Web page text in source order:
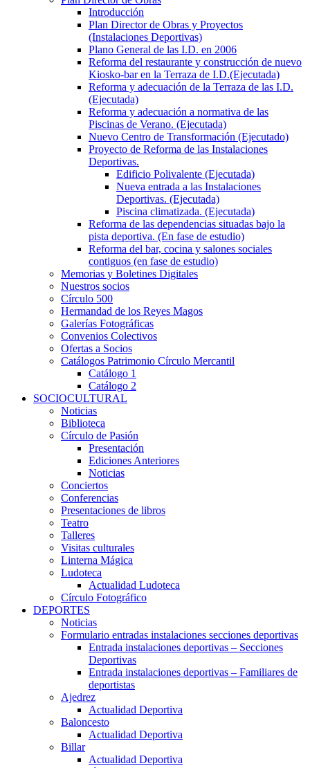
Introducción
Plan Director de Obras y Proyectos
(Instalaciones Deportivas)
Plano General de las I.D. en 2006
Reforma del restaurante y construcción de nuevo
Kiosko-bar en la Terraza de I.D.(Ejecutada)
Reforma y adecuación de la Terraza de las I.D.
(Ejecutada)
Reforma y adecuación a normativa de las
Piscinas de Verano. (Ejecutada)
Nuevo Centro de Transformación (Ejecutado)
Proyecto de Reforma de las Instalaciones
Deportivas.
Edificio Polivalente (Ejecutada)
Nueva entrada a las Instalaciones
Deportivas. (Ejecutada)
Piscina climatizada. (Ejecutada)
Reforma de las dependencias situadas bajo la
pista deportiva. (En fase de estudio)
Reforma del bar, cocina y salones sociales
contiguos (en fase de estudio)
Memorias y Boletines Digitales
Nuestros socios
Círculo 500
Hermandad de los Reyes Magos
Galerías Fotográficas
Convenios Colectivos
Ofertas a Socios
Catálogos Patrimonio Círculo Mercantil
Catálogo 1
Catálogo 2
SOCIOCULTURAL
Noticias
Biblioteca
Círculo de Pasión
Presentación
Ediciones Anteriores
Noticias
Conciertos
Conferencias
Presentaciones de libros
Teatro
Talleres
Visitas culturales
Linterna Mágica
Ludoteca
Actualidad Ludoteca
Círculo Fotográfico
DEPORTES
Noticias
Formulario entradas instalaciones secciones deportivas
Entrada instalaciones deportivas – Secciones
Deportivas
Entrada instalaciones deportivas – Familiares de
deportistas
Ajedrez
Actualidad Deportiva
Baloncesto
Actualidad Deportiva
Billar
Actualidad Deportiva